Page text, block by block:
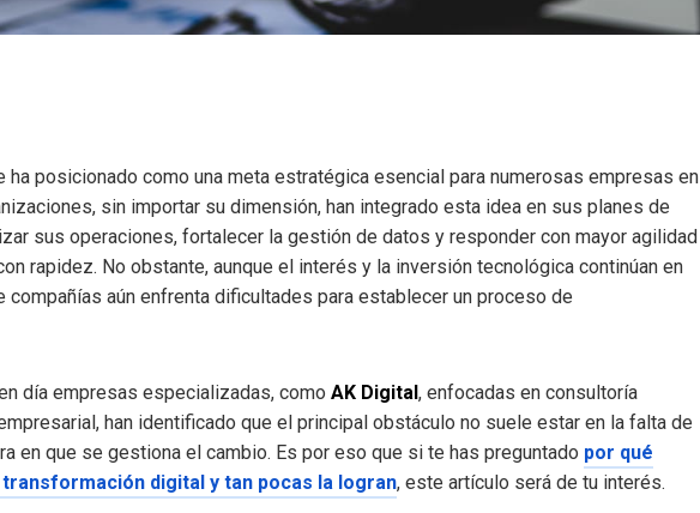
ha posicionado como una meta estratégica esencial para numerosas empresas en
sin importar su dimensión, han integrado esta idea en sus planes de
sus operaciones, fortalecer la gestión de datos y responder con mayor agilidad
rapidez. No obstante, aunque el interés y la inversión tecnológica continúan en
compañías aún enfrenta dificultades para establecer un proceso de
día empresas especializadas, como AK Digital , enfocadas en consultoría
han identificado que el principal obstáculo no suele estar en la falta de
en que se gestiona el cambio. Es por eso que si te has preguntado por qué
digital y tan pocas la logran, este artículo será de tu interés.